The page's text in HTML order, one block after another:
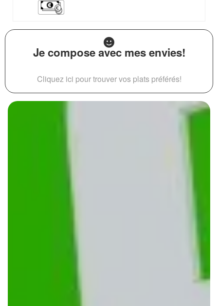
Je compose avec mes envies!
Cliquez ici pour trouver vos plats préférés!